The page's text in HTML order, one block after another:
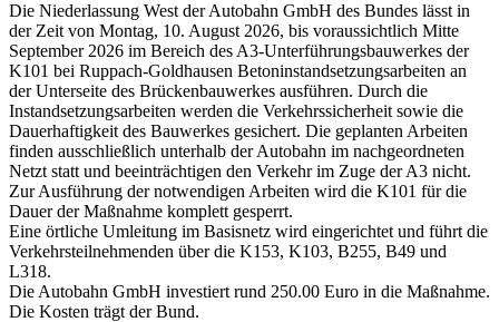
Die Niederlassung West der Autobahn GmbH des Bundes lässt in
der Zeit von Montag, 10. August 2026, bis voraussichtlich Mitte
September 2026 im Bereich des A3-Unterführungsbauwerkes der
K101 bei Ruppach-Goldhausen Betoninstandsetzungsarbeiten an
der Unterseite des Brückenbauwerkes ausführen. Durch die
Instandsetzungsarbeiten werden die Verkehrssicherheit sowie die
Dauerhaftigkeit des Bauwerkes gesichert. Die geplanten Arbeiten
finden ausschließlich unterhalb der Autobahn im nachgeordneten
Netzt statt und beeinträchtigen den Verkehr im Zuge der A3 nicht.
Zur Ausführung der notwendigen Arbeiten wird die K101 für die
Dauer der Maßnahme komplett gesperrt.
Eine örtliche Umleitung im Basisnetz wird eingerichtet und führt die
Verkehrsteilnehmenden über die K153, K103, B255, B49 und
L318.
Die Autobahn GmbH investiert rund 250.00 Euro in die Maßnahme.
Die Kosten trägt der Bund.